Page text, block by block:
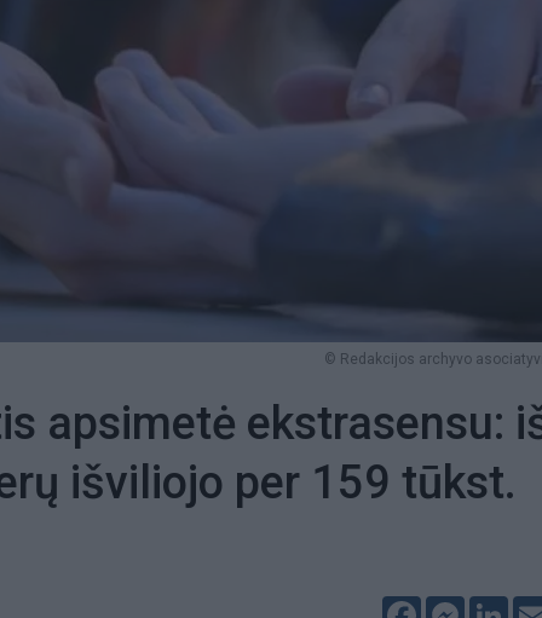
© Redakcijos archyvo
apsimetė ekstrasensu:
išviliojo per 159 tūkst.
Facebook